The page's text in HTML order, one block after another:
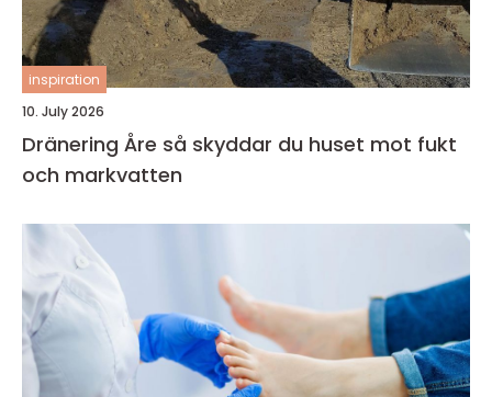
inspiration
10. July 2026
Dränering Åre så skyddar du huset mot fukt
och markvatten